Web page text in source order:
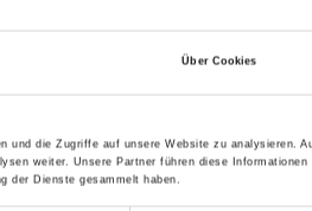
Über Cookies
und die Zugriffe auf unsere Website zu analysieren.
weiter. Unsere Partner führen diese Informationen
der Dienste gesammelt haben.